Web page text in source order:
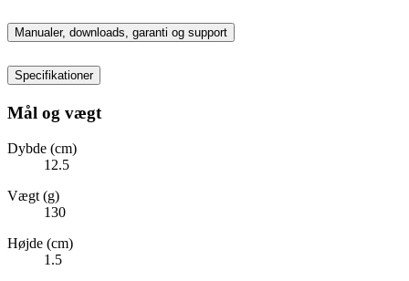
Manualer, downloads, garanti og support
Specifikationer
Mål og vægt
Dybde (cm)
12.5
Vægt (g)
130
Højde (cm)
1.5